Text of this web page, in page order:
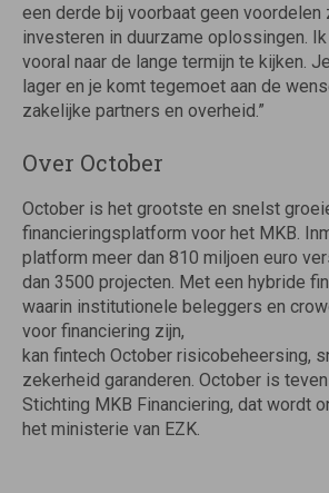
een derde bij voorbaat geen voordelen
investeren in duurzame oplossingen.
vooral naar de lange termijn te kijken.
lager en je komt tegemoet aan de
zakelijke partners en overheid.”
Over October
October is het grootste en snelst
financieringsplatform voor het MKB.
platform meer dan 810 miljoen euro
dan 3500 projecten. Met een hybride
waarin institutionele beleggers en
voor financiering zijn,
kan fintech October risicobeheersing,
zekerheid garanderen. October is
Stichting MKB Financiering, dat wordt
het ministerie van EZK.